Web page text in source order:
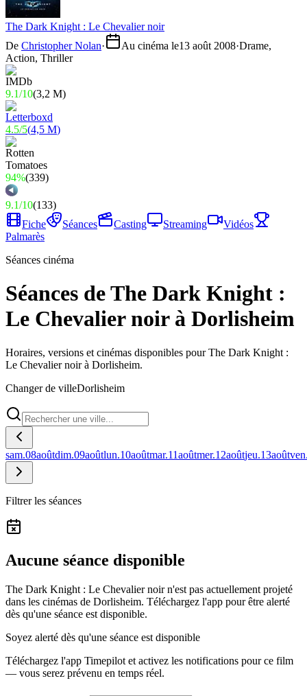
The Dark Knight : Le Chevalier noir
De Christopher Nolan· Au cinéma le13 août 2008·Drame,
Action, Thriller
9.1/10(3,2 M)
4.5/5(4,5 M)
94%(339)
9.1/10(133)
Fiche
Séances Casting Streaming
Vidéos
Palmarès
Séances cinéma
Séances de The Dark Knight :
Le Chevalier noir à Dorlisheim
Horaires, versions et cinémas disponibles pour The Dark Knight :
Le Chevalier noir à Dorlisheim.
Changer de villeDorlisheim
sam.08aoûtdim.09aoûtlun.10aoûtmar.11aoûtmer.12aoûtjeu.13août
Filtrer les séances
Aucune séance disponible
The Dark Knight : Le Chevalier noir n'est pas actuellement projeté
dans les cinémas de Dorlisheim. Téléchargez l'app pour être alerté
dès qu'une séance est disponible.
Soyez alerté dès qu'une séance est disponible
Téléchargez l'app Timepilot et activez les notifications pour ce film
— vous serez prévenu en temps réel.